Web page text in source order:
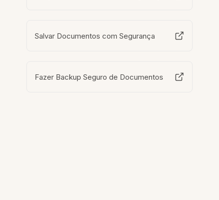
Salvar Documentos com Segurança
Fazer Backup Seguro de Documentos